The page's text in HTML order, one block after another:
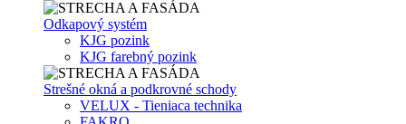
Odkapový systém
KJG pozink
KJG farebný pozink
Strešné okná a podkrovné schody
VELUX - Tieniaca technika